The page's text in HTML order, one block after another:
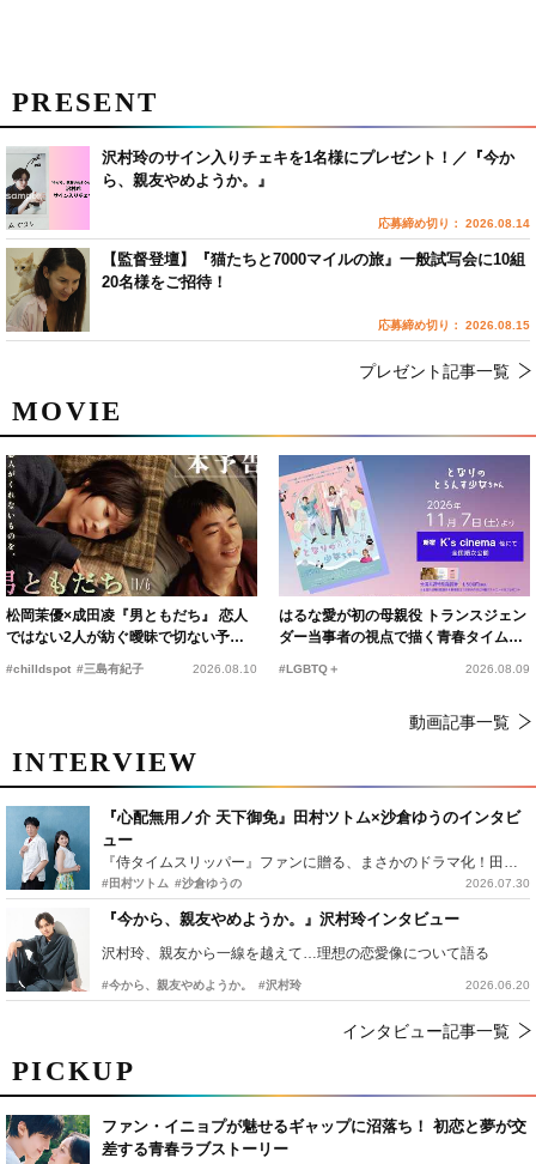
PICKUP
ファン・イニョプが魅せるギャップに沼落ち！ 初恋と夢が交
差する青春ラブストーリー
MOVIE
松岡茉優×成田凌『男ともだち』 恋人
ではない2人が紡ぐ曖昧で切ない予告
#chilldspot #三島有紀子 2026.08.10
はるな愛が初の母親役 トランスジェン
ダー当事者の視点で描く青春タイムス
#LGBTQ＋ 2026.08.09
動画記事一覧
INTERVIEW
『心配無用ノ介 天下御免』田村ツトム×沙倉ゆうのインタビ
ュー
『侍タイムスリッパー』ファンに贈る、まさかのドラマ化！田村ツトム×沙倉ゆうのが語る『心配無用ノ介』撮影秘話
#田村ツトム #沙倉ゆうの 2026.07.30
『今から、親友やめようか。』沢村玲インタビュー
沢村玲、親友から一線を越えて…理想の恋愛像について語る
#今から、親友やめようか。 #沢村玲 2026.06.20
インタビュー記事一覧
PRESENT
沢村玲のサイン入りチェキを1名様にプレゼント！／『今か
ら、親友やめようか。』
応募締め切り： 2026.08.14
【監督登壇】『猫たちと7000マイルの旅』一般試写会に10組
20名様をご招待！
応募締め切り： 2026.08.15
プレゼント記事一覧